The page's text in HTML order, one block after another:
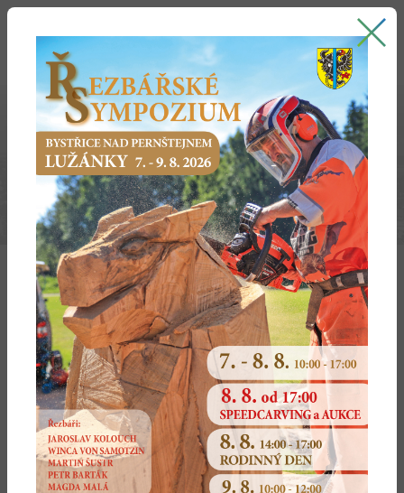
STRACHUJOV
ÚP Strachujov (2016)
Textová část
Výkres základního členění území
Koncepce uspořádání území obce
Veřejná infrastruktura
ODŮVODNĚNÍ
Textová část
Koordinační výkres
Výkres záboru ZPF a PUPFL
Širší vztahy